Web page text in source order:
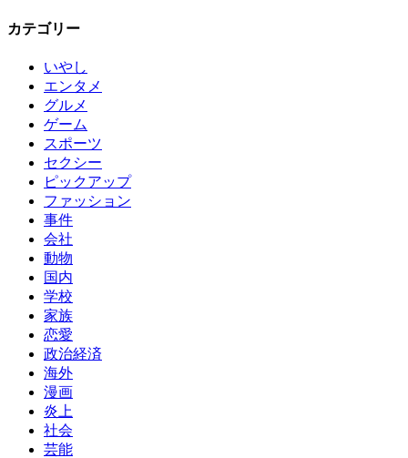
カテゴリー
いやし
エンタメ
グルメ
ゲーム
スポーツ
セクシー
ピックアップ
ファッション
事件
会社
動物
国内
学校
家族
恋愛
政治経済
海外
漫画
炎上
社会
芸能